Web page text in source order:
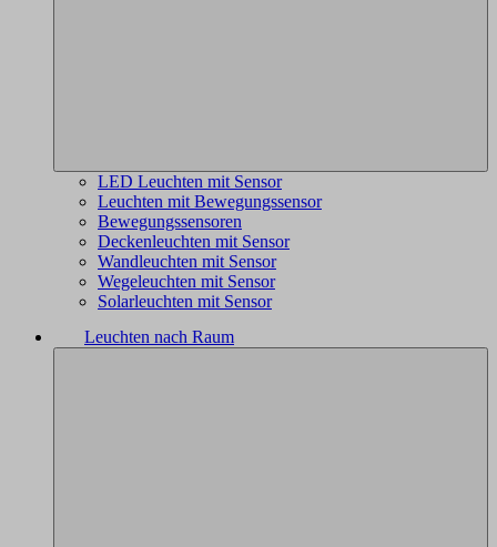
LED Leuchten mit Sensor
Leuchten mit Bewegungssensor
Bewegungssensoren
Deckenleuchten mit Sensor
Wandleuchten mit Sensor
Wegeleuchten mit Sensor
Solarleuchten mit Sensor
Leuchten nach Raum